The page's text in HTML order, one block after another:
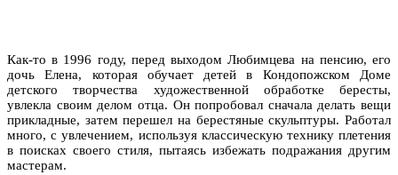
Как-то в 1996 году, перед выходом Любимцева на пенсию, его
дочь Елена, которая обучает детей в Кондопожском Доме
детского творчества художественной обработке бересты,
увлекла своим делом отца. Он попробовал сначала делать вещи
прикладные, затем перешел на берестяные скульптуры. Работал
много, с увлечением, используя классическую технику плетения
в поисках своего стиля, пытаясь избежать подражания другим
мастерам.